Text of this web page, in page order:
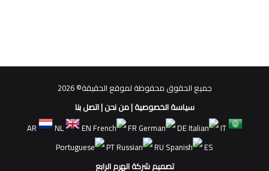
جميع الحقوق محفوظة لموقع الحقيقة© 2026
سياسة الخصوصية|من نحن|اتصل بنا
AR
NL EN FR DE
IT
PT
RU
ES
تصميم شركة الهرم الرابع